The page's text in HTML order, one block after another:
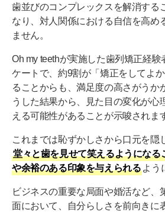
歯並びのコンプレックスを解消する
なり、対人関係における自信を高め
ません。
Oh my teethが実施した歯列矯正経
ケートで、約9割が「矯正をしてよ
ることからも、満足度の高さがうか
うした結果から、見た目の変化が心
える可能性があることが示唆されま
これまでは恥ずかしさから口元を隠
堂々と歯を見せて笑えるようになる
や余裕のある印象を与えられる よう
ビジネスの重要な局面や婚活など、
面において、自分らしさを前向きに